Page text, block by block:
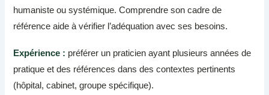
humaniste ou systémique. Comprendre son cadre de
référence aide à vérifier l’adéquation avec ses besoins.
Expérience : préférer un praticien ayant plusieurs années de
pratique et des références dans des contextes pertinents
(hôpital, cabinet, groupe spécifique).